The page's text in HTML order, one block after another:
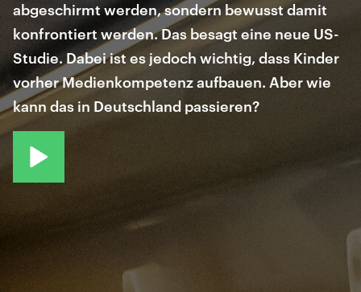
abgeschirmt werden, sondern bewusst damit
konfrontiert werden. Das besagt eine neue US-
Studie. Dabei ist es jedoch wichtig, dass Kinder
vorher Medienkompetenz aufbauen. Aber wie
kann das in Deutschland passieren?